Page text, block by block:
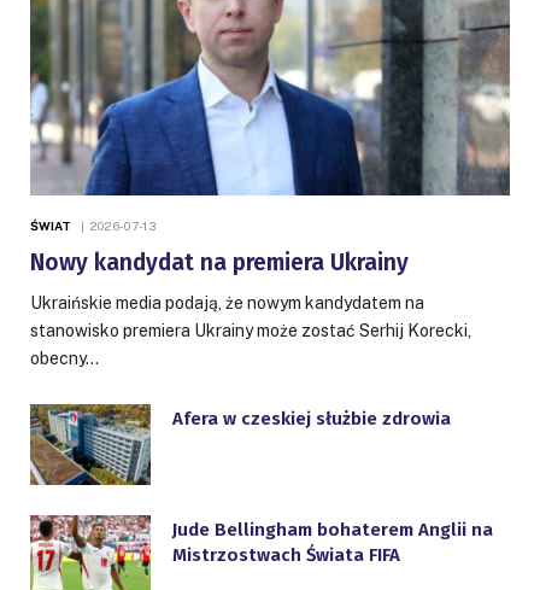
ŚWIAT 2026-07-13
Nowy kandydat na premiera Ukrainy
Ukraińskie media podają, że nowym kandydatem na
stanowisko premiera Ukrainy może zostać Serhij Korecki,
obecny…
Afera w czeskiej służbie zdrowia
Jude Bellingham bohaterem Anglii na
Mistrzostwach Świata FIFA